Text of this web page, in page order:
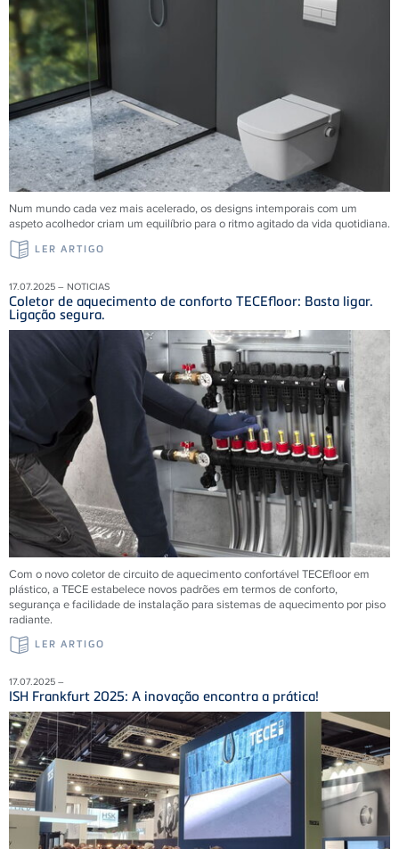
Num mundo cada vez mais acelerado, os designs intemporais com um
aspeto acolhedor criam um equilíbrio para o ritmo agitado da vida quotidiana.
LER ARTIGO
17.07.2025 – NOTICIAS
Coletor de aquecimento de conforto TECEfloor: Basta ligar.
Ligação segura.
Com o novo coletor de circuito de aquecimento confortável TECEfloor em
plástico, a TECE estabelece novos padrões em termos de conforto,
segurança e facilidade de instalação para sistemas de aquecimento por piso
radiante.
LER ARTIGO
17.07.2025 –
ISH Frankfurt 2025: A inovação encontra a prática!